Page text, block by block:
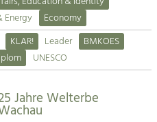
Economy
KLAR! Leader
BMKOES
UNESCO
Jahre Welterbe